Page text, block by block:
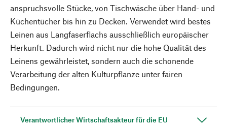
anspruchsvolle Stücke, von Tischwäsche über Hand- und
Küchentücher bis hin zu Decken. Verwendet wird bestes
Leinen aus Langfaserflachs ausschließlich europäischer
Herkunft. Dadurch wird nicht nur die hohe Qualität des
Leinens gewährleistet, sondern auch die schonende
Verarbeitung der alten Kulturpflanze unter fairen
Bedingungen.
Verantwortlicher Wirtschaftsakteur für die EU